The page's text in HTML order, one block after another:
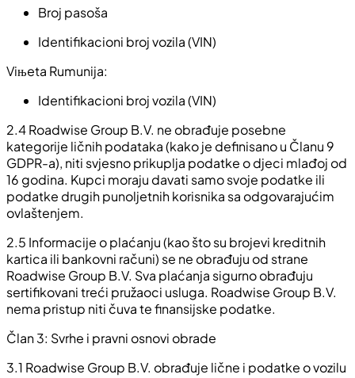
Broj pasoša
Identifikacioni broj vozila (VIN)
Viњeta Rumunija:
Identifikacioni broj vozila (VIN)
2.4 Roadwise Group B.V. ne obrađuje posebne
kategorije ličnih podataka (kako je definisano u Članu 9
GDPR-a), niti svjesno prikuplja podatke o djeci mlađoj od
16 godina. Kupci moraju davati samo svoje podatke ili
podatke drugih punoljetnih korisnika sa odgovarajućim
ovlaštenjem.
2.5 Informacije o plaćanju (kao što su brojevi kreditnih
kartica ili bankovni računi) se ne obrađuju od strane
Roadwise Group B.V. Sva plaćanja sigurno obrađuju
sertifikovani treći pružaoci usluga. Roadwise Group B.V.
nema pristup niti čuva te finansijske podatke.
Član 3: Svrhe i pravni osnovi obrade
3.1 Roadwise Group B.V. obrađuje lične i podatke o vozilu